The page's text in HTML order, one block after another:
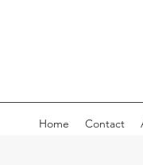
Home Contact